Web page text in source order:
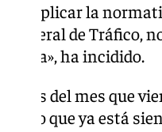
que aplicar la
General de Tráfico,
u otra», ha incidido.
del mes que
que ya está